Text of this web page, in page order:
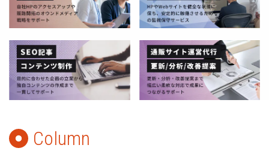
Column